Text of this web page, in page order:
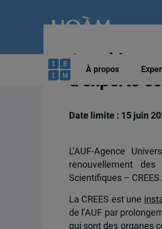
À propos
Appel à
d’experts
Date limite : 15 juin
L’AUF-Agence
renouvellement des
Scientifiques – CREES.
La CREES est une
de l’AUF par
qui sont des organes